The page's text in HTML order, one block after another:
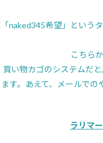
「naked345希望」というタ
こちら
買い物カゴのシステムだ
ます。あえて、メールで
ラリマ